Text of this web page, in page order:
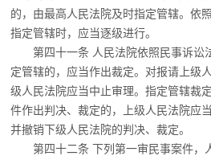
的，由最高人民法院及时指定管辖。依
指定管辖时，应当逐级进行。
第四十一条 人民法院依照民事诉讼
定管辖的，应当作出裁定。对报请上级
级人民法院应当中止审理。指定管辖裁
件作出判决、裁定的，上级人民法院应
并撤销下级人民法院的判决、裁定。
第四十二条 下列第一审民事案件，